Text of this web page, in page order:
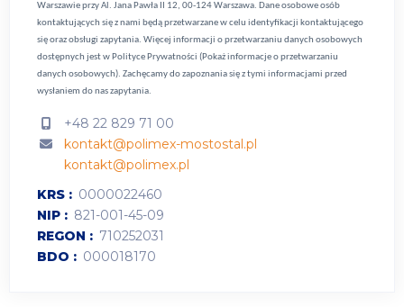
Warszawie przy Al. Jana Pawła II 12, 00-124 Warszawa. Dane osobowe osób
kontaktujących się z nami będą przetwarzane w celu identyfikacji kontaktującego
się oraz obsługi zapytania. Więcej informacji o przetwarzaniu danych osobowych
dostępnych jest w Polityce Prywatności (Pokaż informacje o przetwarzaniu
danych osobowych). Zachęcamy do zapoznania się z tymi informacjami przed
wysłaniem do nas zapytania.
+48 22 829 71 00
kontakt@polimex-mostostal.pl
kontakt@polimex.pl
KRS
0000022460
NIP
821-001-45-09
REGON
710252031
BDO
000018170